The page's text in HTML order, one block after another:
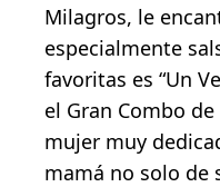
Milagros, le
especialmente
favoritas es “Un
el Gran Combo
mujer muy
mamá no solo de